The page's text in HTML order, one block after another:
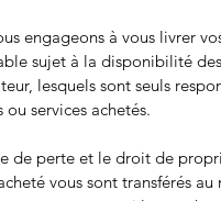
engageons à vous livrer
sujet à la disponibilité
lesquels sont seuls
ou services achetés.
de perte et le droit de
vous sont transférés